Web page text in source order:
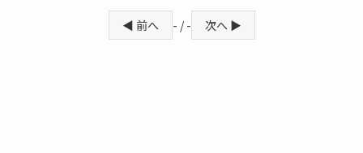
◀ 前へ - / - 次へ ▶